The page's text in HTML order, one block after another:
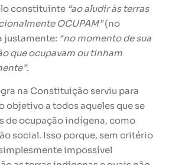
constituinte “ao aludir às terras
OCUPAM”(no
justamente: “no momento de sua
que ocupavam ou tinham
.
na Constituição serviu para
objetivo a todos aqueles que se
de ocupação indígena, como
social. Isso porque, sem critério
impossível